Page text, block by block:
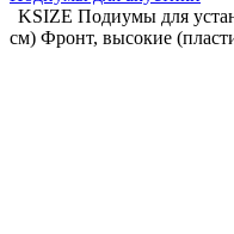
KSIZE Подиумы для
см) Фронт, высокие